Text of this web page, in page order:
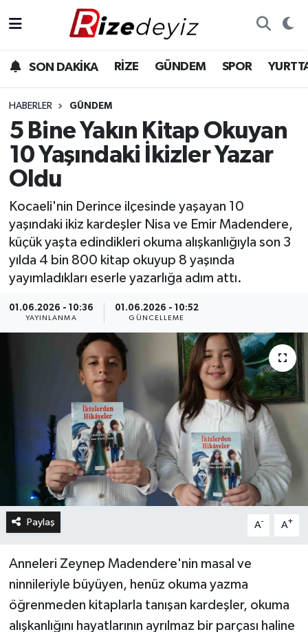
SON DAKİKA RİZE GÜNDEM SPOR
HABERLER GÜNDEM
5 Bine Yakın Kitap Okuyan
10 Yaşındaki İkizler Yazar
Oldu
Kocaeli'nin Derince ilçesinde yaşayan 10
yaşındaki ikiz kardeşler Nisa ve Emir Madendere,
küçük yaşta edindikleri okuma alışkanlığıyla son 3
yılda 4 bin 800 kitap okuyup 8 yaşında
yayımladıkları eserle yazarlığa adım attı.
01.06.2026 - 10:36
YAYINLANMA
01.06.2026 - 10:52
GÜNCELLEME
Paylaş A- A+
Anneleri Zeynep Madendere'nin masal ve
ninnileriyle büyüyen, henüz okuma yazma
öğrenmeden kitaplarla tanışan kardeşler, okuma
alışkanlığını hayatlarının ayrılmaz bir parçası haline
Gündem
Yurttan Haberler
Ekonomi
Sağlık
Rize Hava Durumu
Rize Trafik Yoğunluk Haritası
Süper Lig Puan Durumu ve Fikstür
Son Dakika Haberleri
Haber Arşivi